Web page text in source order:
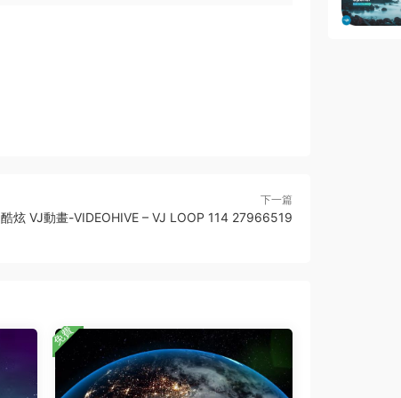
下一篇
酷炫 VJ動畫-VIDEOHIVE – VJ LOOP 114 27966519
免費